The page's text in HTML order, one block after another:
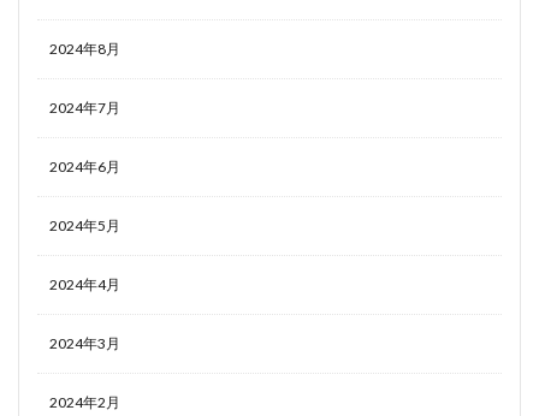
2024年8月
2024年7月
2024年6月
2024年5月
2024年4月
2024年3月
2024年2月